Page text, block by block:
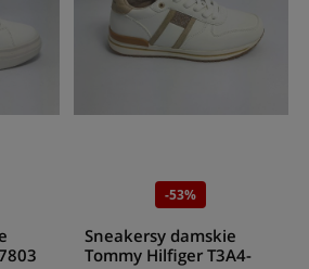
-53%
Sneakersy damskie
Tommy Hilfiger T3A4-